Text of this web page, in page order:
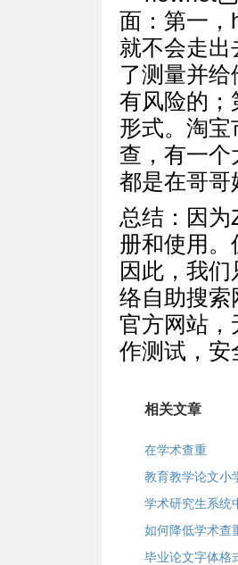
面：第一
就不会走
了测量并
有风险的；
形式。淘
查，有一个
都是在哥哥
总结：因
册和使用
因此，我
络自助搜索
官方网站
作测试，
相关文章
在学术查重
教育教学论文小
学术研究生系统
如何降低学术查
毕业论文字体格